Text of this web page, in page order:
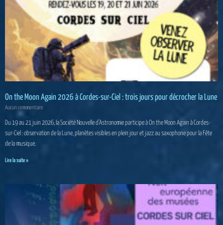
On the Moon Again 2026 à Cordes-sur-Ciel : trois jours pour décrocher la Lune
Aucun commentaire
Du 19 au 21 juin 2026, la Société Nouvelle d’Astronomie participe à On the Moon Again à Cordes-
sur-Ciel : observation de la Lune, planètes visibles en plein jour et jazz au saxophone pour la Fête
de la musique.
Lire la suite »